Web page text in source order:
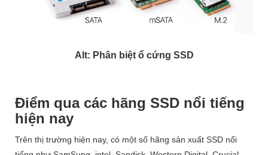
Alt: Phân biệt ổ cứng SSD
Điểm qua các hãng SSD nổi tiếng
hiện nay
Trên thị trường hiện nay, có một số hãng sản xuất SSD nổi